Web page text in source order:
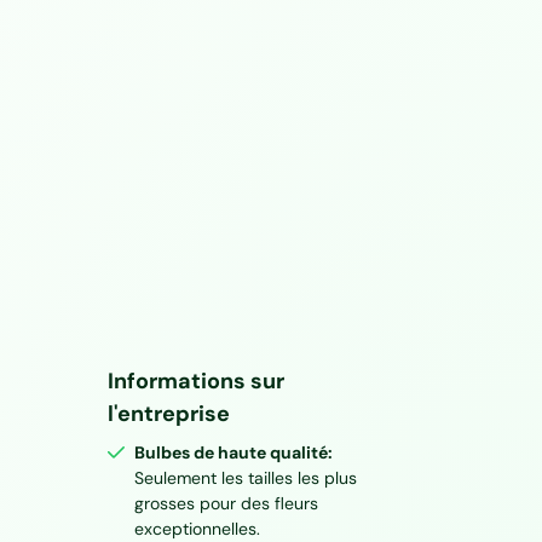
Informations sur
l'entreprise
Bulbes de haute qualité:
Seulement les tailles les plus
grosses pour des fleurs
exceptionnelles.